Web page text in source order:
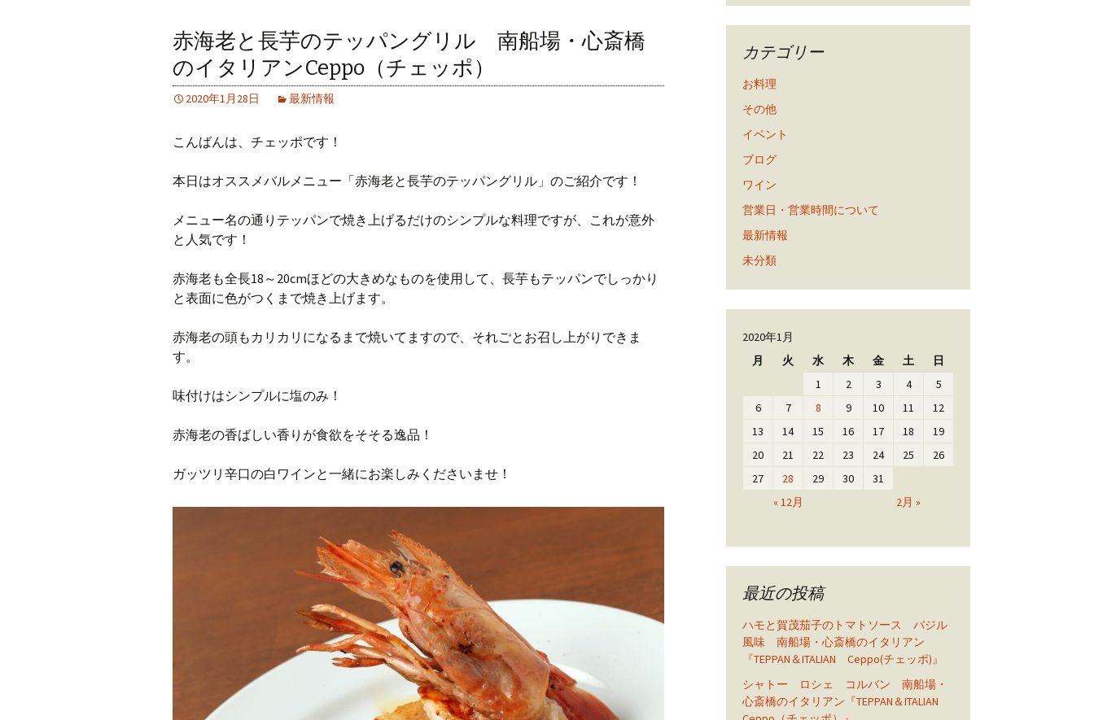
赤海老と長芋のテッパングリル 南船場・心斎橋
のイタリアンCeppo（チェッポ）
2020年1月28日 最新情報
こんばんは、チェッポです！
本日はオススメバルメニュー「赤海老と長芋のテッパングリル」のご紹介です！
メニュー名の通りテッパンで焼き上げるだけのシンプルな料理ですが、これが意外
と人気です！
赤海老も全長18～20cmほどの大きめなものを使用して、長芋もテッパンでしっかり
と表面に色がつくまで焼き上げます。
赤海老の頭もカリカリになるまで焼いてますので、それごとお召し上がりできま
す。
味付けはシンプルに塩のみ！
赤海老の香ばしい香りが食欲をそそる逸品！
ガッツリ辛口の白ワインと一緒にお楽しみくださいませ！
カテゴリー
お料理
その他
イベント
ブログ
ワイン
営業日・営業時間について
最新情報
未分類
2020年1月
月
火 水 木 金 土 日
« 12月 2月 »
1 2 3 4
5
6
7 8 9 10 11
12
13
14 15 16 17 18
19
20
21 22 23 24 25
26
27
28 29 30 31
最近の投稿
ハモと賀茂茄子のトマトソース バジル
風味 南船場・心斎橋のイタリアン
『TEPPAN＆ITALIAN Ceppo(チェッポ)』
シャトー ロシェ コルバン 南船場・
心斎橋のイタリアン『TEPPAN＆ITALIAN